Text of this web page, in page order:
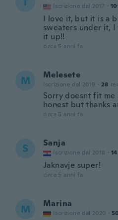
Iscrizione dal 2017 ·
I love it, but it is a
sweaters under it,
it up!!
circa 5 anni fa
M Melesete
Iscrizione dal 2019 · 28
Sorry doesnt fit
honest but thanks
circa 5 anni fa
S Sanja
Iscrizione dal 2018 · 14
Jaknavje super!
circa 5 anni fa
M Marina
Iscrizione dal 2020 ·